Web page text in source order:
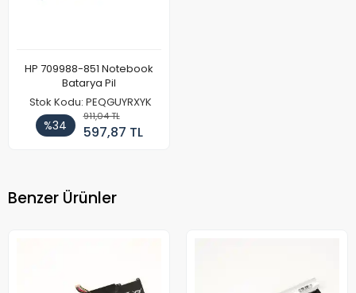
HP 709988-851 Notebook
Batarya Pil
Stok Kodu: PEQGUYRXYK
%34
911,04 TL
597,87 TL
Benzer Ürünler